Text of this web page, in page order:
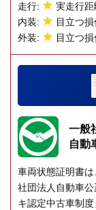
走行:
実走行距
内装:
目立つ
外装:
目立つ
一般
自動
車両状態証明書
社団法人自動車
キ認定中古車制